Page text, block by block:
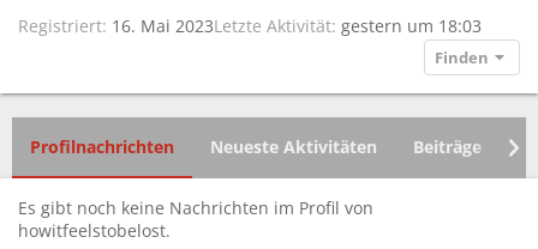
Registriert 16. Mai 2023Letzte Aktivität gestern um 18:03
Finden
Profilnachrichten Neueste Aktivitäten Beiträge
Es gibt noch keine Nachrichten im Profil von
howitfeelstobelost.